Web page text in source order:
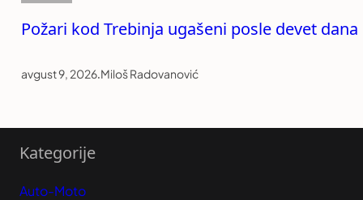
Požari kod Trebinja ugašeni posle devet dana
avgust 9, 2026.Miloš Radovanović
Kategorije
Auto-Moto